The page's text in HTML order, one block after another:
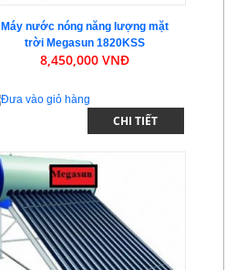
Máy nước nóng năng lượng mặt
trời Megasun 1820KSS
8,450,000 VNĐ
CHI TIẾT